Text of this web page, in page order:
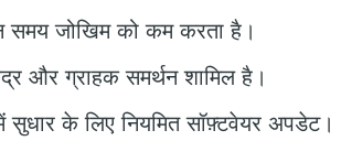
समय जोखिम को कम करता है।
और ग्राहक समर्थन शामिल है।
में सुधार के लिए नियमित सॉफ़्टवेयर अपडेट।